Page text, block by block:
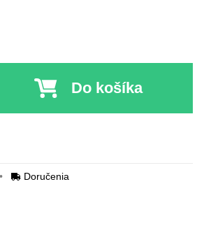
Do košíka
Doručenia